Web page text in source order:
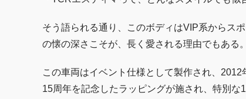
そう語られる通り、このボディはVIP系からス
の懐の深さこそが、長く愛される理由でもある。
この車両はイベント仕様として製作され、
15周年を記念したラッピングが施され、特別